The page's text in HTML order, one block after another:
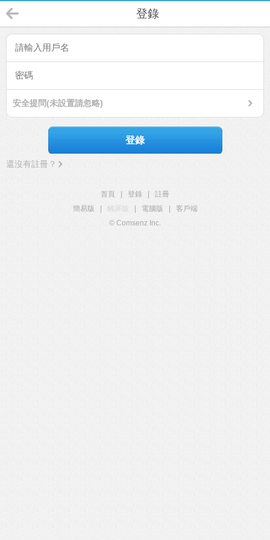
登錄
安全提問(未設置請忽略)
登錄
還沒有註冊？
首頁 登錄
註冊
簡易版
觸屏版 電腦版
客戶端
© Comsenz Inc.